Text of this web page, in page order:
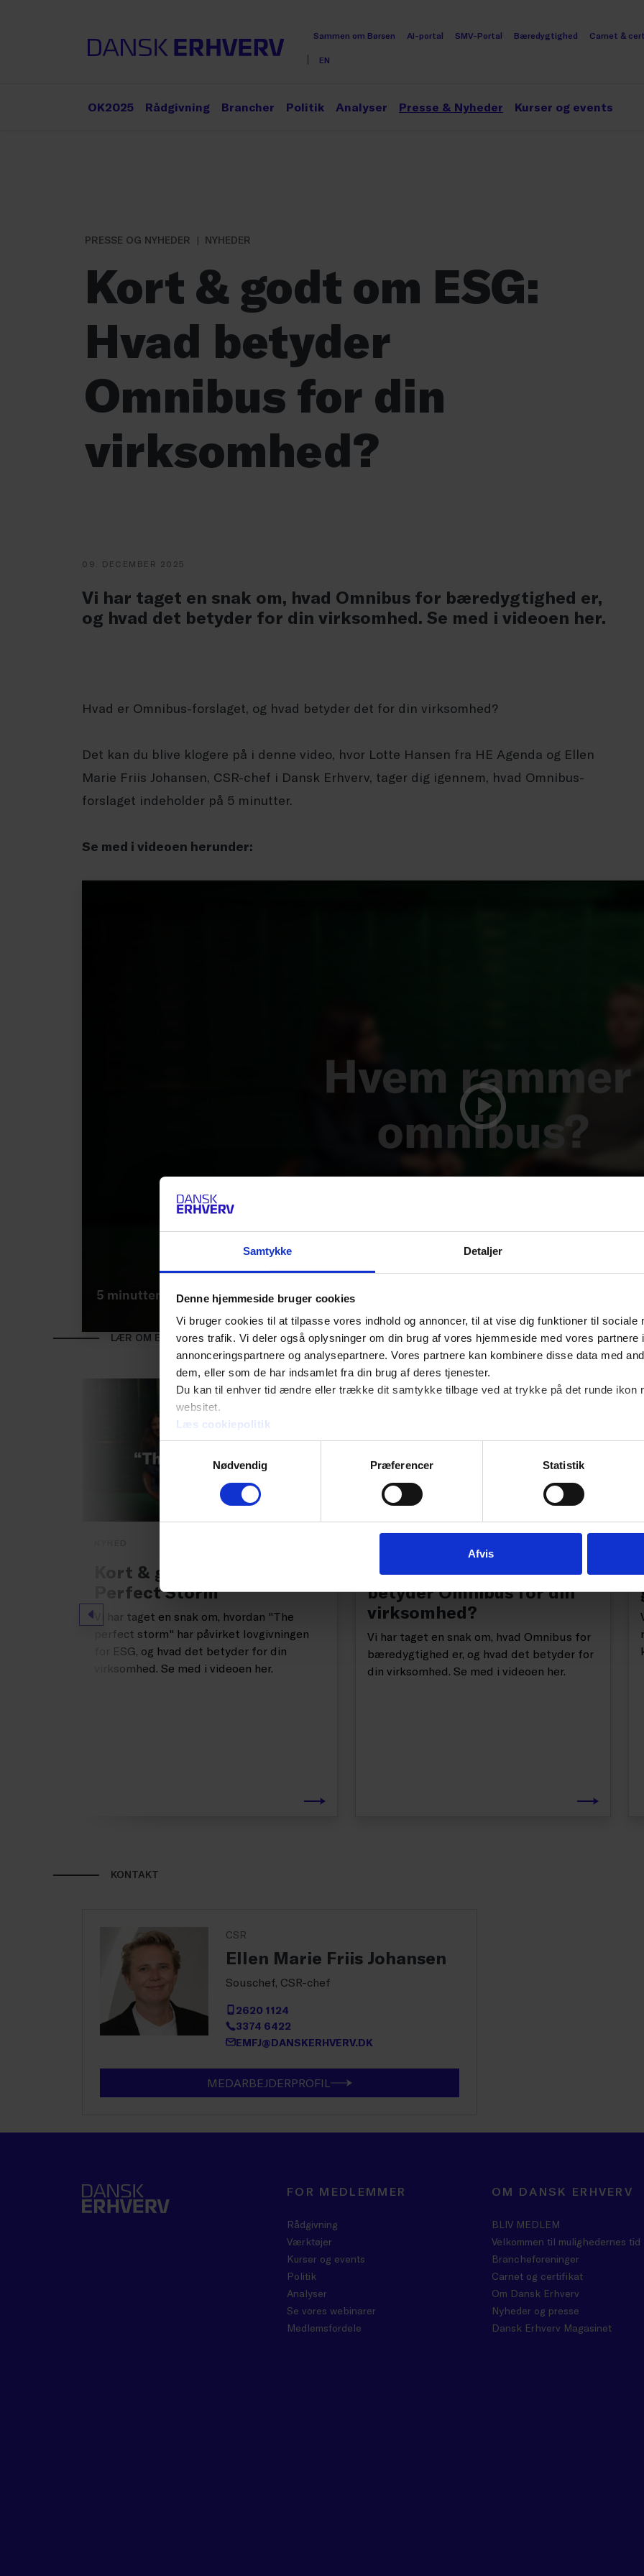
Samtykke Detaljer
Denne hjemmeside bruger cookies
Vi bruger cookies til at tilpasse vores indhold og annoncer, til at vise dig funktioner til sociale
vores trafik. Vi deler også oplysninger om din brug af vores hjemmeside med vores partnere
annonceringspartnere og analysepartnere. Vores partnere kan kombinere disse data med
dem, eller som de har indsamlet fra din brug af deres tjenester.
Du kan til enhver tid ændre eller trække dit samtykke tilbage ved at trykke på det runde ikon
websitet.
Læs cookiepolitik
Nødvendig
Præferencer Statistik
Afvis
Sammen om Børsen AI-portal SMV-Portal Bæredygtighed Carnet &
EN
OK2025 Rådgivning Brancher Politik Analyser Presse & Nyheder Kurser og events
PRESSE OG NYHEDER NYHEDER
Kort & godt om ESG:
Hvad betyder
Omnibus for din
virksomhed?
09. DECEMBER 2025
Vi har taget en snak om, hvad Omnibus for bæredygtighed er,
og hvad det betyder for din virksomhed. Se med i videoen her.
Hvad er Omnibus-forslaget, og hvad betyder det for din virksomhed?
Det kan du blive klogere på i denne video, hvor Lotte Hansen fra HE Agenda og Ellen
Marie Friis Johansen, CSR-chef i Dansk Erhverv, tager dig igennem, hvad Omnibus-
forslaget indeholder på 5 minutter.
Se med i videoen herunder:
LÆR OM ESG PÅ 5 MINUTTER
Forrige
Kort & godt om ESG: The
Perfect Storm
Vi har taget en snak om, hvordan "The
perfect storm" har påvirket lovgivningen
for ESG, og hvad det betyder for din
virksomhed. Se med i videoen her.
Kort & godt om ESG: Hvad
betyder Omnibus for din
virksomhed?
Vi har taget en snak om, hvad Omnibus for
bæredygtighed er, og hvad det betyder for
din virksomhed. Se med i videoen her.
KONTAKT
CSR
Ellen Marie Friis Johansen
Souschef, CSR-chef
2620 1124
3374 6422
EMFJ@DANSKERHVERV.DK
MEDARBEJDERPROFIL
FOR MEDLEMMER
Rådgivning
Værktøjer
Kurser og events
Politik
Analyser
Se vores webinarer
Medlemsfordele
OM DANSK ERHVERV
BLIV MEDLEM
Velkommen til mulighedernes tid
Brancheforeninger
Carnet og certifikat
Om Dansk Erhverv
Nyheder og presse
Dansk Erhverv Magasinet